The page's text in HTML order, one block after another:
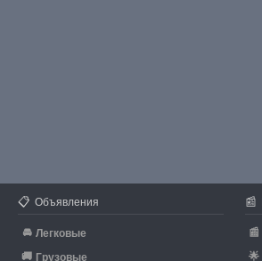
📋 Объявления
🚘 Легковые
🚚 Грузовые
📰
📰
🌟